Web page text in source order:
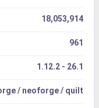
18,053,914
961
1.12.2 - 26.1
/ neoforge / quilt